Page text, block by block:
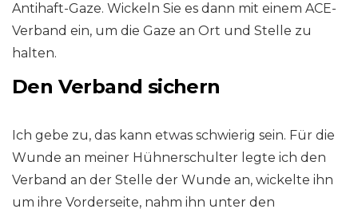
Antihaft-Gaze. Wickeln Sie es dann mit einem ACE-
Verband ein, um die Gaze an Ort und Stelle zu
halten.
Den Verband sichern
Ich gebe zu, das kann etwas schwierig sein. Für die
Wunde an meiner Hühnerschulter legte ich den
Verband an der Stelle der Wunde an, wickelte ihn
um ihre Vorderseite, nahm ihn unter den